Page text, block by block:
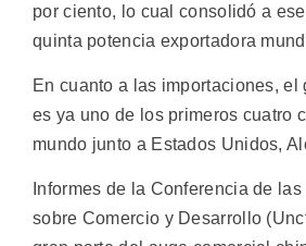
por ciento, lo cual consolidó a
quinta potencia exportadora
En cuanto a las importaciones, el
es ya uno de los primeros cuatro
mundo junto a Estados Unidos,
Informes de la Conferencia de
sobre Comercio y Desarrollo